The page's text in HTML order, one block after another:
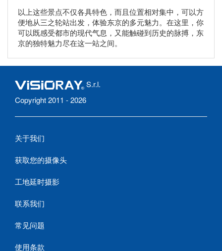
以上这些景点不仅各具特色，而且位置相对集中，可以方
便地从三之轮站出发，体验东京的多元魅力。在这里，你
可以既感受都市的现代气息，又能触碰到历史的脉搏，东
京的独特魅力尽在这一站之间。
S.r.l.
Copyright 2011 - 2026
关于我们
获取您的摄像头
工地延时摄影
联系我们
常见问题
使用条款